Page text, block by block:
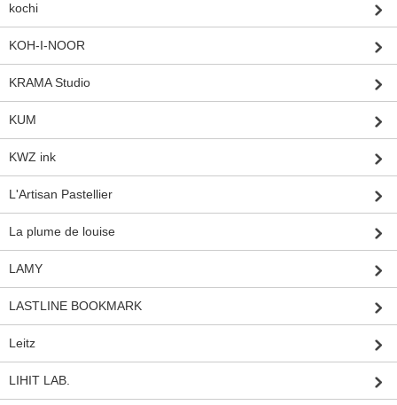
kochi
KOH-I-NOOR
KRAMA Studio
KUM
KWZ ink
L'Artisan Pastellier
La plume de louise
LAMY
LASTLINE BOOKMARK
Leitz
LIHIT LAB.